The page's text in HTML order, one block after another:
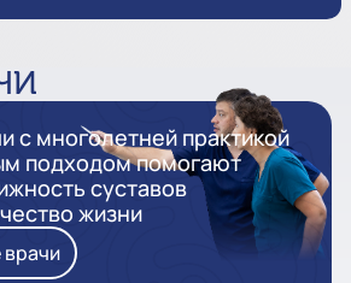
с многолетней практикой
подходом помогают
суставов
жизни
врачи